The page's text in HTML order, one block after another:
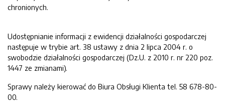
chronionych.
Udostępnianie informacji z ewidencji działalności gospodarczej
następuje w trybie art. 38 ustawy z dnia 2 lipca 2004 r. o
swobodzie działalności gospodarczej (Dz.U. z 2010 r. nr 220 poz.
1447 ze zmianami).
Sprawy należy kierować do Biura Obsługi Klienta tel. 58 678-80-
00.